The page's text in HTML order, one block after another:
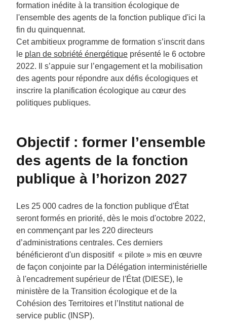
formation inédite à la transition écologique de
l'ensemble des agents de la fonction publique d'ici la
fin du quinquennat.
Cet ambitieux programme de formation s’inscrit dans
le plan de sobriété énergétique présenté le 6 octobre
2022. Il s’appuie sur l’engagement et la mobilisation
des agents pour répondre aux défis écologiques et
inscrire la planification écologique au cœur des
politiques publiques.
Objectif : former l’ensemble
des agents de la fonction
publique à l’horizon 2027
Les 25 000 cadres de la fonction publique d'État
seront formés en priorité, dès le mois d'octobre 2022,
en commençant par les 220 directeurs
d’administrations centrales. Ces derniers
bénéficieront d'un dispositif « pilote » mis en œuvre
de façon conjointe par la Délégation interministérielle
à l'encadrement supérieur de l'État (DIESE), le
ministère de la Transition écologique et de la
Cohésion des Territoires et l’Institut national de
service public (INSP).